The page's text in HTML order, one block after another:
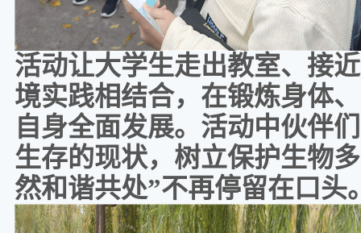
活动让大学生走出教室、接
境实践相结合，在锻炼身体
自身全面发展。活动中伙伴
生存的现状，树立保护生物
然和谐共处”不再停留在口头